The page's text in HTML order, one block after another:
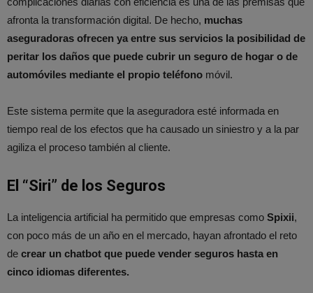
afronta la transformación digital. De hecho, muchas
aseguradoras ofrecen ya entre sus servicios la posibilidad de
peritar los daños que puede cubrir un seguro de hogar o de
automóviles mediante el propio teléfono móvil.
Este sistema permite que la aseguradora esté informada en
tiempo real de los efectos que ha causado un siniestro y a la par
agiliza el proceso también al cliente.
El “Siri” de los Seguros
La inteligencia artificial ha permitido que empresas como Spixii,
con poco más de un año en el mercado, hayan afrontado el reto
de crear un chatbot que puede vender seguros hasta en
cinco idiomas diferentes.